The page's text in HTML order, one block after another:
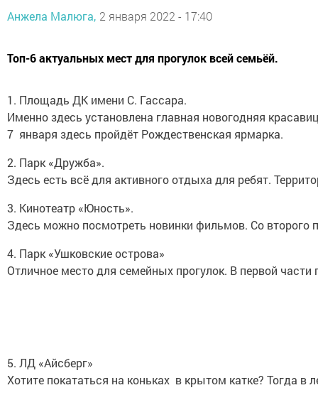
Анжела Малюга, 2 января 2022 - 17:40
Топ-6 актуальных мест для прогулок всей семьёй.
1. Площадь ДК имени С. Гассара.
Именно здесь установлена главная новогодняя
7 января здесь пройдёт Рождественская ярмарка.
2. Парк «Дружба».
Здесь есть всё для активного отдыха для ребят.
3. Кинотеатр «Юность».
Здесь можно посмотреть новинки фильмов. Со второго
4. Парк «Ушковские острова»
Отличное место для семейных прогулок. В первой
5. ЛД «Айсберг»
Хотите покататься на коньках в крытом катке? Тогда